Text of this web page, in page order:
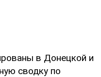
в Донецкой и
сводку по